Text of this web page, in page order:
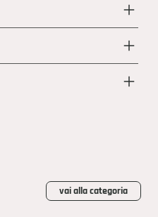
vai alla categoria